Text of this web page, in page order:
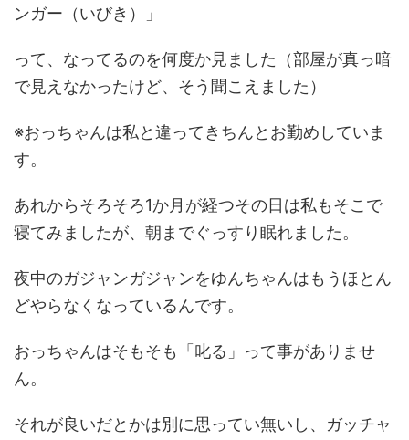
ンガー（いびき）」
って、なってるのを何度か見ました（部屋が真っ暗
で見えなかったけど、そう聞こえました）
※おっちゃんは私と違ってきちんとお勤めしていま
す。
あれからそろそろ1か月が経つその日は私もそこで
寝てみましたが、朝までぐっすり眠れました。
夜中のガジャンガジャンをゆんちゃんはもうほとん
どやらなくなっているんです。
おっちゃんはそもそも「叱る」って事がありませ
ん。
それが良いだとかは別に思ってい無いし、ガッチャ